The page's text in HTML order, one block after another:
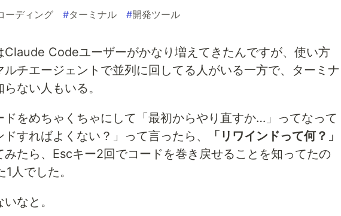
ーディング #ターミナル #開発ツール
Claude Codeユーザーがかなり増えてきたんですが、使い方
チエージェントで並列に回してる人がいる一方で、ターミナ
ない人もいる。
ドをめちゃくちゃにして「最初からやり直すか…」ってなって
すればよくない？」って言ったら、
「リワインドって何？」
みたら、Escキー2回でコードを巻き戻せることを知ってたの
人でした。
なと。